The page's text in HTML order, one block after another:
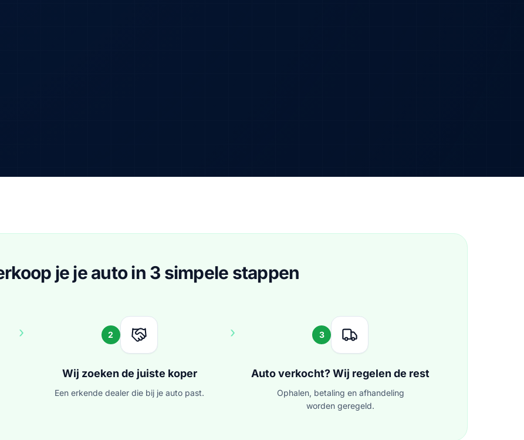
je je auto in 3 simpele stappen
› 2
Wij zoeken de juiste koper
Een erkende dealer die bij je auto past.
› 3
Auto verkocht? Wij regelen de rest
Ophalen, betaling en afhandeling
worden geregeld.